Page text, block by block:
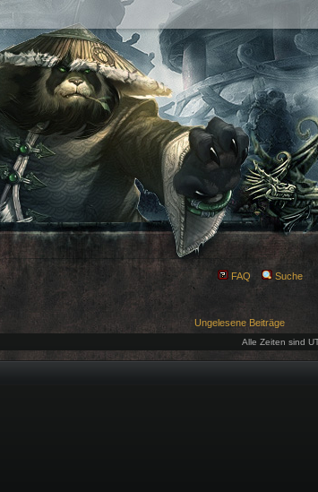
FAQ Suche
Ungelesene Beiträge
Alle Zeiten sind